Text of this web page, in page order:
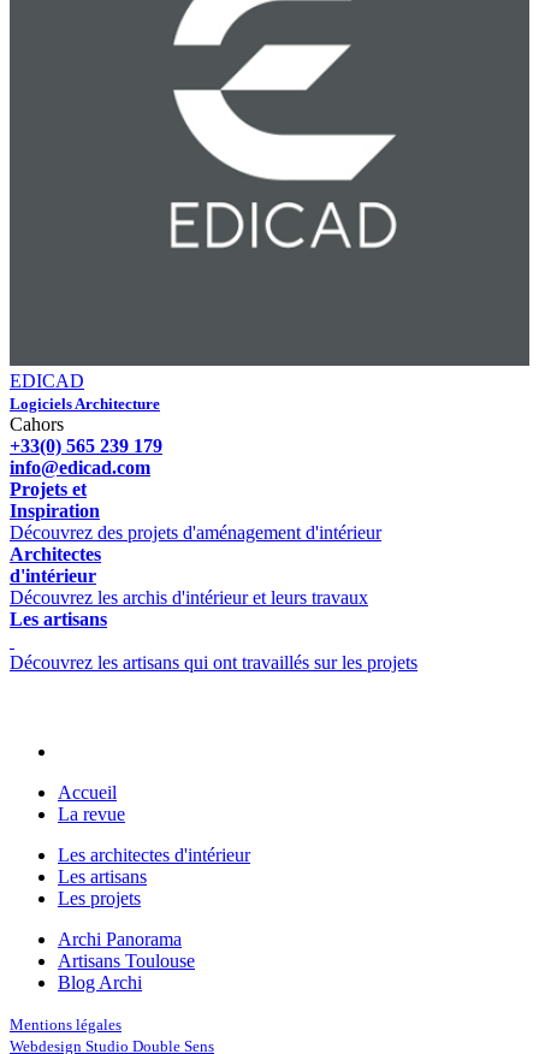
EDICAD
Logiciels Architecture
Cahors
+33(0) 565 239 179
info@edicad.com
Projets et
Inspiration
Découvrez des projets d'aménagement d'intérieur
Architectes
d'intérieur
Découvrez les archis d'intérieur et leurs travaux
Les artisans
Découvrez les artisans qui ont travaillés sur les projets
Accueil
La revue
Les architectes d'intérieur
Les artisans
Les projets
Archi Panorama
Artisans Toulouse
Blog Archi
Mentions légales
Webdesign Studio Double Sens